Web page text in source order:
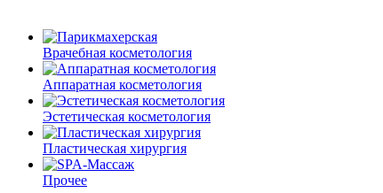
Врачебная косметология
Аппаратная косметология
Эстетическая косметология
Пластическая хирургия
Прочее